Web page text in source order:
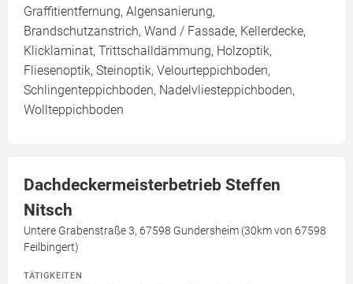
Graffitientfernung, Algensanierung,
Brandschutzanstrich, Wand / Fassade, Kellerdecke,
Klicklaminat, Trittschalldämmung, Holzoptik,
Fliesenoptik, Steinoptik, Velourteppichboden,
Schlingenteppichboden, Nadelvliesteppichboden,
Wollteppichboden
Dachdeckermeisterbetrieb Steffen
Nitsch
Untere Grabenstraße 3, 67598 Gundersheim (30km von 67598
Feilbingert)
TÄTIGKEITEN